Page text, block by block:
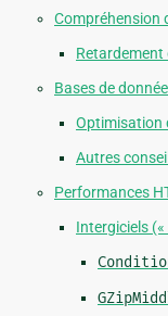
Compréhension
Retardement
Bases de
Optimisation
Autres
Performances
Intergiciels